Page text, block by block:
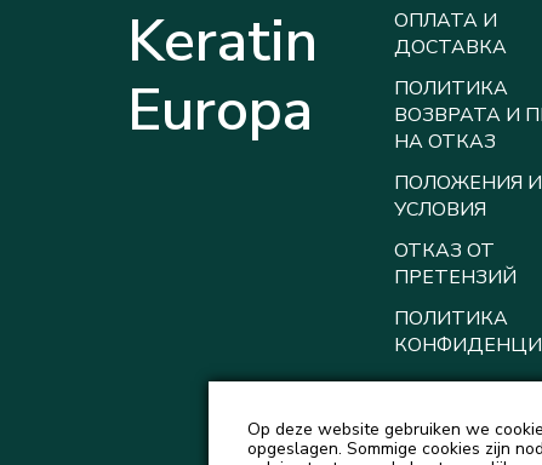
Keratin
Europa
ОПЛАТА И
ДОСТАВКА
ПОЛИТИКА
ВОЗВРАТА И
НА ОТКАЗ
ПОЛОЖЕНИЯ И
УСЛОВИЯ
ОТКАЗ ОТ
ПРЕТЕНЗИЙ
ПОЛИТИКА
Op deze website gebruiken we
opgeslagen. Sommige cookies zijn